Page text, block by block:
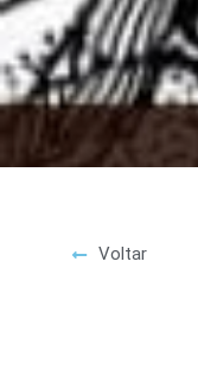
Voltar